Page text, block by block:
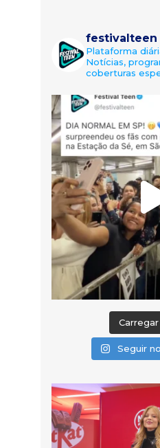
festivalteen
Plataforma
Notícias,
coberturas
Carregar
Seguir